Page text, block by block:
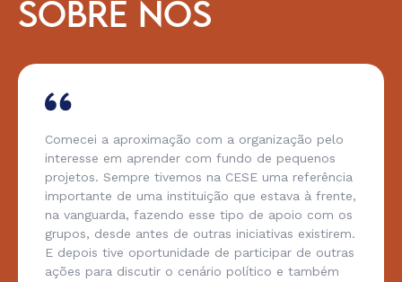
SOBRE NÓS
Comecei a aproximação com a organização pelo
interesse em aprender com fundo de pequenos
projetos. Sempre tivemos na CESE uma referência
importante de uma instituição que estava à frente,
na vanguarda, fazendo esse tipo de apoio com os
grupos, desde antes de outras iniciativas existirem.
E depois tive oportunidade de participar de outras
ações para discutir o cenário político e também